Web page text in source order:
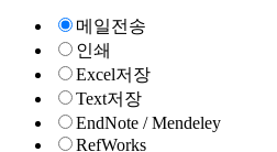
메일전송
인쇄
Excel저장
Text저장
EndNote / Mendeley
RefWorks